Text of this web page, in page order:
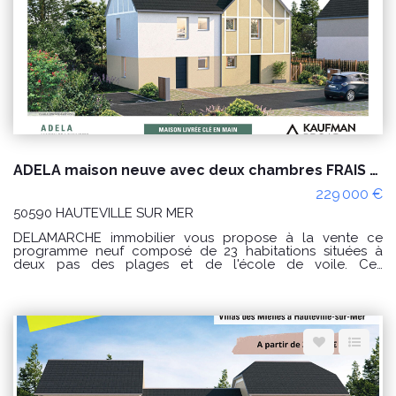
ADELA maison neuve avec deux chambres FRAIS DE NOTAIRE OFFERTS !
229 000 €
50590 HAUTEVILLE SUR MER
DELAMARCHE immobilier vous propose à la vente ce
programme neuf composé de 23 habitations situées à
deux pas des plages et de l'école de voile. Ces
2 chambres à l'étage et un abri de jardin. (8 exemplaires). -
Le modèle ALEXIA : Une maison de 76m² avec 3 chambres
à l'étage et un abri de jardin (2 exemplaires). Modèle
épuisé ! - Le modèle CELIA : Une maison de 80m² avec 3
chambres, salle d'eau et salle de bain ainsi qu'un garage
attenant (6 exemplaires). - Le modèle CLAIRE : Une maison